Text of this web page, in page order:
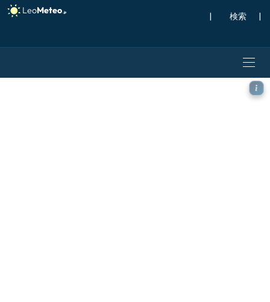
| |
ECMWF IFS 0.25° モデル -